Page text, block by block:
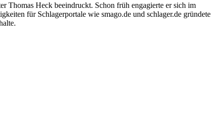
Thomas Heck beeindruckt. Schon früh engagierte er sich im
für Schlagerportale wie smago.de und schlager.de gründete